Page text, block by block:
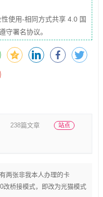
使用-相同方式共享 4.0 国
守署名协议。
238篇文章
站点
两张非我本人办理的卡
改桥接模式，即改为光猫模式